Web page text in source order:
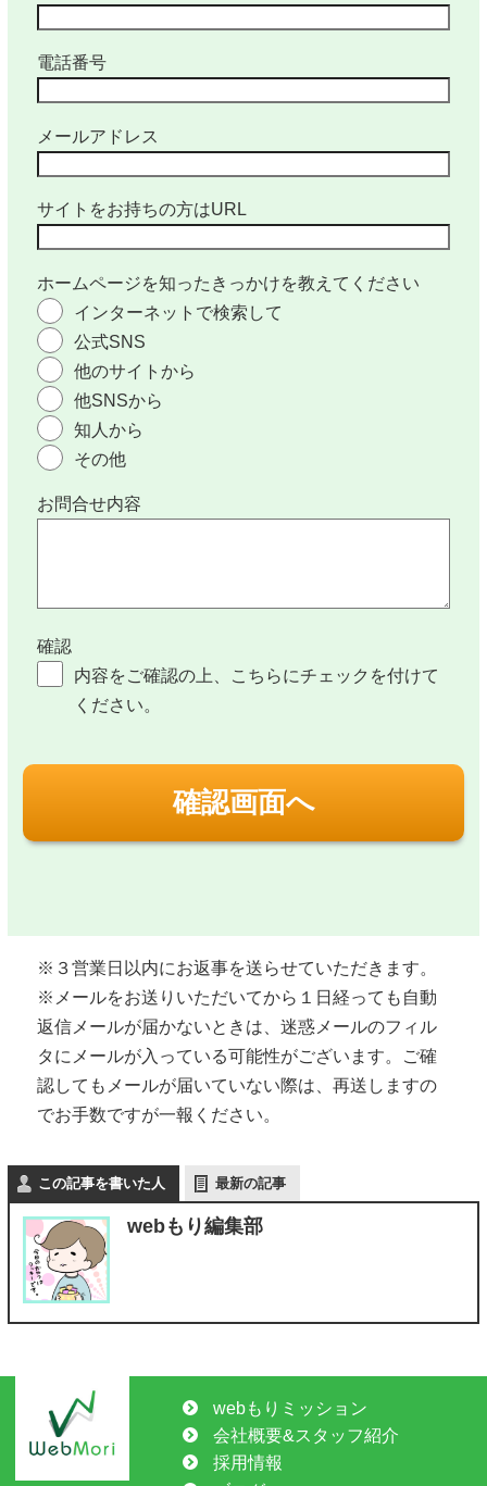
電話番号
メールアドレス
サイトをお持ちの方はURL
ホームページを知ったきっかけを教えてください
インターネットで検索して
公式SNS
他のサイトから
他SNSから
知人から
その他
お問合せ内容
確認
内容をご確認の上、こちらにチェックを付けて
ください。
※３営業日以内にお返事を送らせていただきます。
※メールをお送りいただいてから１日経っても自動
返信メールが届かないときは、迷惑メールのフィル
タにメールが入っている可能性がございます。ご確
認してもメールが届いていない際は、再送しますの
でお手数ですが一報ください。
この記事を書いた人 最新の記事
webもり編集部
webもりミッション
会社概要&スタッフ紹介
採用情報